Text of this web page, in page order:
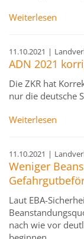
Weiterlesen
11.10.2021 |
ADN 2021
Die ZKR hat
nur die deutsche
Weiterlesen
11.10.2021 |
Weniger
Laut EBA-
nach wie vor